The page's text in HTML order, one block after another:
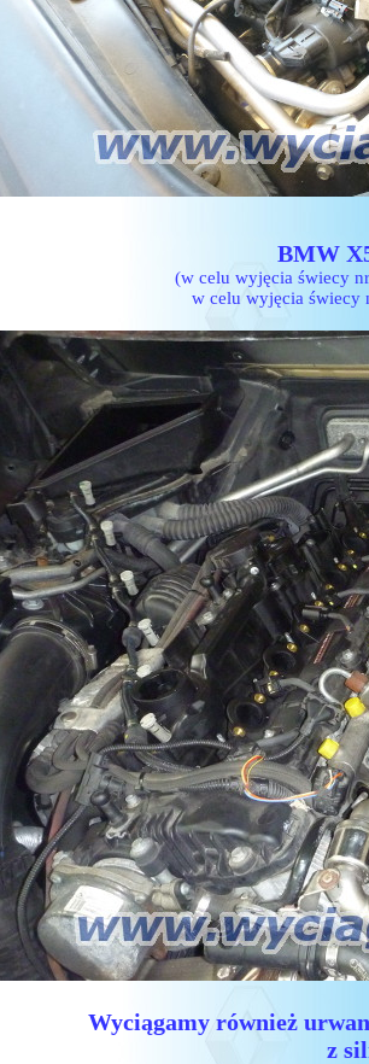
BMW
(w celu wyjęcia świecy
w celu wyjęcia świecy
Wyciągamy również
z